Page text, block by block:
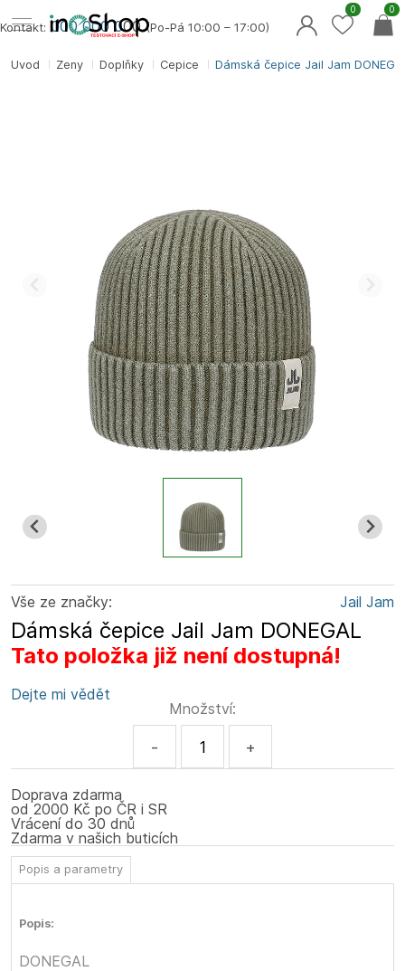
Úvod Ženy Doplňky Čepice Dámská čepice Jail Jam
Vše ze značky: Jail Jam
Dámská čepice Jail Jam DONEGAL
Tato položka již není dostupná!
Dejte mi vědět
Množství:
- +
Doprava zdarma
od 2000 Kč po ČR i SR
Vrácení do 30 dnů
Zdarma v našich buticích
Popis a parametry
Popis:
DONEGAL
Kontakt: 000 000 000(Po-Pá 10:00 – 17:00)
0
0